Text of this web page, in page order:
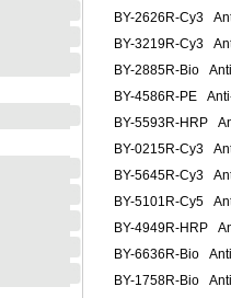
BY-2626R-Cy3
BY-3219R-Cy3
BY-2885R-Bio
BY-4586R-PE
BY-5593R-HRP
BY-0215R-Cy3
BY-5645R-Cy3
BY-5101R-Cy5
BY-4949R-HRP
BY-6636R-Bio
BY-1758R-Bio